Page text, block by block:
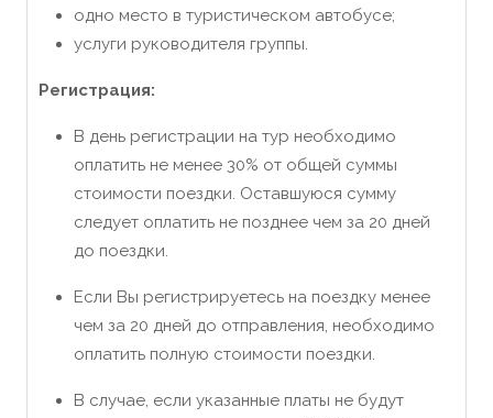
одно место в туристическом автобусе;
услуги руководителя группы.
Регистрация:
В день регистрации на тур необходимо
оплатить не менее 30% от общей суммы
стоимости поездки. Оставшуюся сумму
следует оплатить не позднее чем за 20 дней
до поездки.
Если Вы регистрируетесь на поездку менее
чем за 20 дней до отправления, необходимо
оплатить полную стоимости поездки.
В случае, если указанные платы не будут